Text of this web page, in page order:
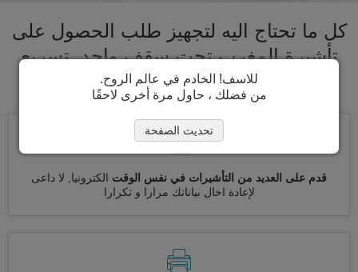
كل ما تحتاج اليه لتجهيز طلب الحصول على
تأشيرة المغرب تحت سقف واحد. تسريع
عملية الحصول على تأشيرة المغرب
قدم على العديد من التأشيرات في نفس الوقت الكترونيا, لا داعى
لإعادة اخال بياناتك مرارا و تكرارا
للاسف! الخادم في عالم الروح.
من فضلك ، حاول مرة أخرى لاحقًا
تحديث الصفحة